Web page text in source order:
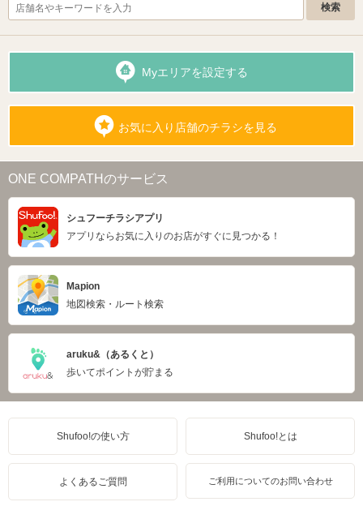
Myエリアを設定する
お気に入り店舗のチラシを見る
ONE COMPATHのサービス
シュフーチラシアプリ
アプリならお気に入りのお店がすぐに見つかる！
Mapion
地図検索・ルート検索
aruku&（あるくと）
歩いてポイントが貯まる
Shufoo!の使い方 Shufoo!とは
よくあるご質問 ご利用についてのお問い合わせ